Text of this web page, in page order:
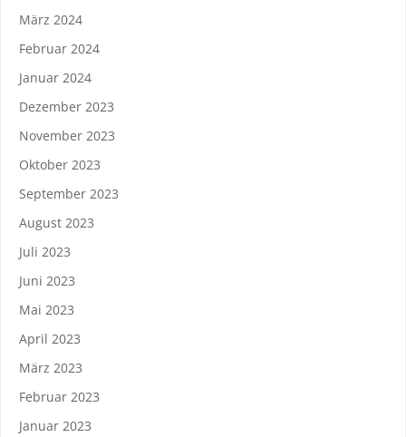
März 2024
Februar 2024
Januar 2024
Dezember 2023
November 2023
Oktober 2023
September 2023
August 2023
Juli 2023
Juni 2023
Mai 2023
April 2023
März 2023
Februar 2023
Januar 2023